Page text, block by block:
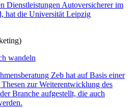
Dienstleistungen Autoversicherer im
hat die Universität Leipzig
wandeln
Zeb hat auf Basis einer
zur Weiterentwicklung des
Branche aufgestellt, die auch